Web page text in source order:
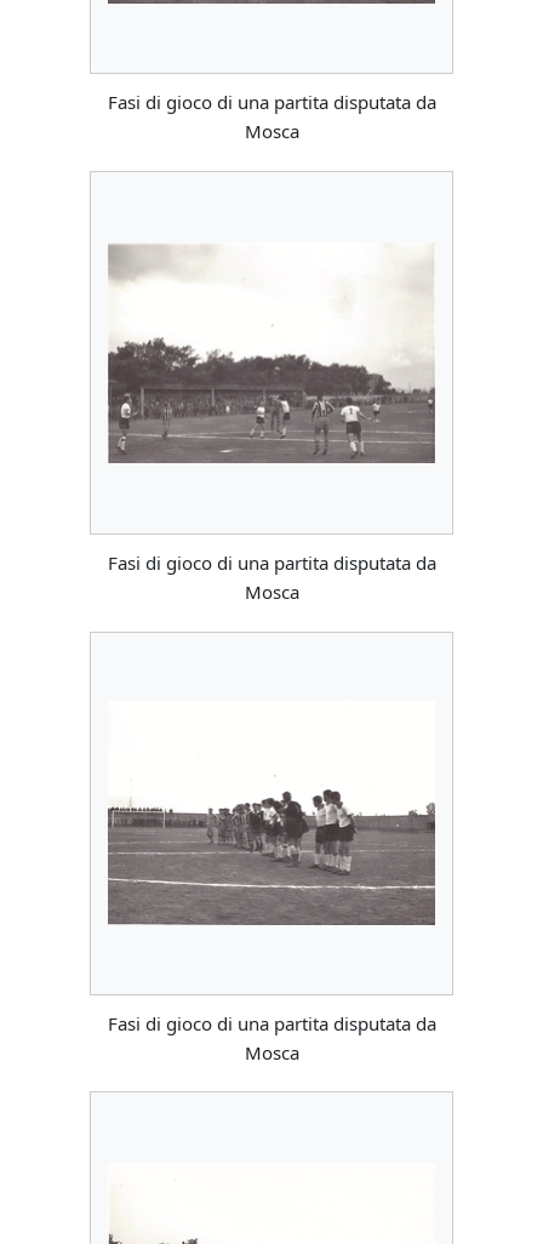
Fasi di gioco di una partita disputata da
Mosca
Fasi di gioco di una partita disputata da
Mosca
Fasi di gioco di una partita disputata da
Mosca